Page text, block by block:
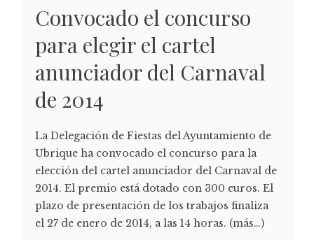
Convocado el concurso
para elegir el cartel
anunciador del Carnaval
de 2014
La Delegación de Fiestas del Ayuntamiento de
Ubrique ha convocado el concurso para la
elección del cartel anunciador del Carnaval de
2014. El premio está dotado con 300 euros. El
plazo de presentación de los trabajos finaliza
el 27 de enero de 2014, a las 14 horas. (más…)